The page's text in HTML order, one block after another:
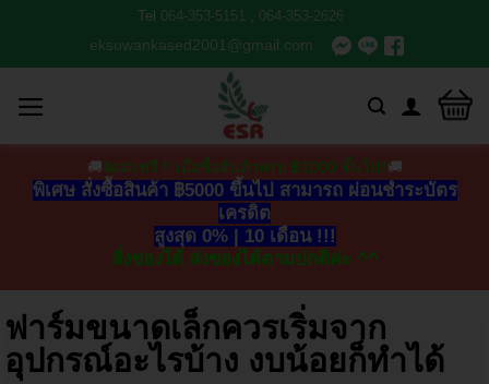
Tel 064-353-5151 , 064-353-2626
eksuwankased2001@gmail.com
🚚 จัดส่งฟรี !! เมื่อซื้อสินค้าครบ ฿1000 ขึ้นไป‼🚚
พิเศษ สั่งซื้อสินค้า ฿5000 ขึ้นไป สามารถ ผ่อนชำระบัตร
เครดิต
สูงสุด 0% | 10 เดือน !!!
สั่งของได้ ส่งของได้ตามปกติค่ะ ^^
ฟาร์มขนาดเล็กควรเริ่มจาก
อุปกรณ์อะไรบ้าง งบน้อยก็ทำได้